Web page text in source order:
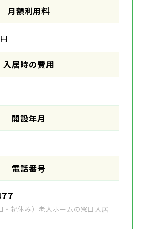
月額利用料
入居時の費用
開設年月
電話番号
祝休み）老人ホームの窓口入居